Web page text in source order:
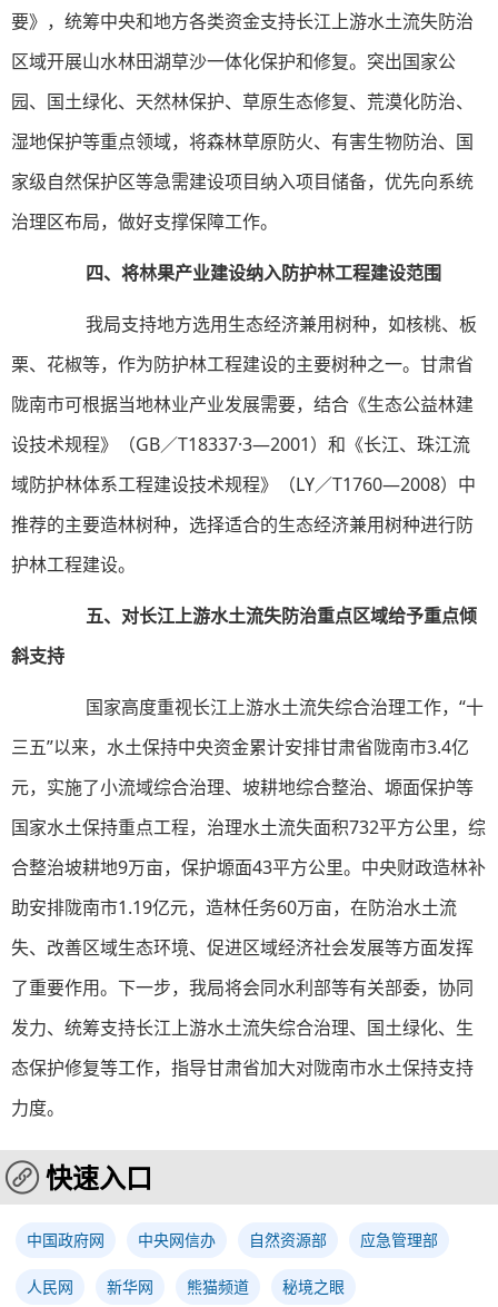
要》，统筹中央和地方各类资金支持长江上游水土流失防治
区域开展山水林田湖草沙一体化保护和修复。突出国家公
园、国土绿化、天然林保护、草原生态修复、荒漠化防治、
湿地保护等重点领域，将森林草原防火、有害生物防治、国
家级自然保护区等急需建设项目纳入项目储备，优先向系统
治理区布局，做好支撑保障工作。
四、将林果产业建设纳入防护林工程建设范围
我局支持地方选用生态经济兼用树种，如核桃、板
栗、花椒等，作为防护林工程建设的主要树种之一。甘肃省
陇南市可根据当地林业产业发展需要，结合《生态公益林建
设技术规程》（GB／T18337·3—2001）和《长江、珠江流
域防护林体系工程建设技术规程》（LY／T1760—2008）中
推荐的主要造林树种，选择适合的生态经济兼用树种进行防
护林工程建设。
五、对长江上游水土流失防治重点区域给予重点倾
斜支持
国家高度重视长江上游水土流失综合治理工作，“十
三五”以来，水土保持中央资金累计安排甘肃省陇南市3.4亿
元，实施了小流域综合治理、坡耕地综合整治、塬面保护等
国家水土保持重点工程，治理水土流失面积732平方公里，综
合整治坡耕地9万亩，保护塬面43平方公里。中央财政造林补
助安排陇南市1.19亿元，造林任务60万亩，在防治水土流
失、改善区域生态环境、促进区域经济社会发展等方面发挥
了重要作用。下一步，我局将会同水利部等有关部委，协同
发力、统筹支持长江上游水土流失综合治理、国土绿化、生
态保护修复等工作，指导甘肃省加大对陇南市水土保持支持
力度。
快速入口
中国政府网 中央网信办 自然资源部 应急管理部
人民网 新华网 熊猫频道 秘境之眼